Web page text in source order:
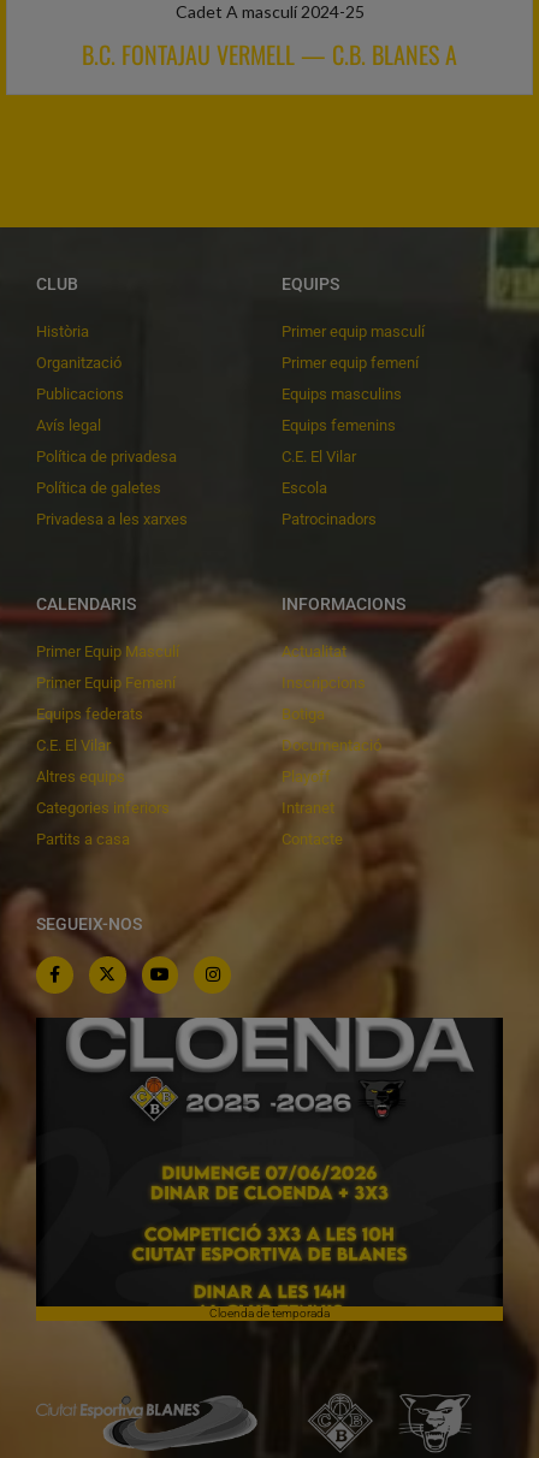
Cadet A masculí 2024-25
B.C. FONTAJAU VERMELL — C.B. BLANES A
CLUB
Història
Organització
Publicacions
Avís legal
Política de privadesa
Política de galetes
Privadesa a les xarxes
EQUIPS
Primer equip masculí
Primer equip femení
Equips masculins
Equips femenins
C.E. El Vilar
Escola
Patrocinadors
CALENDARIS
Primer Equip Masculí
Primer Equip Femení
Equips federats
C.E. El Vilar
Altres equips
Categories inferiors
Partits a casa
INFORMACIONS
Actualitat
Inscripcions
Botiga
Documentació
Playoff
Intranet
Contacte
SEGUEIX-NOS
Cloenda de temporada